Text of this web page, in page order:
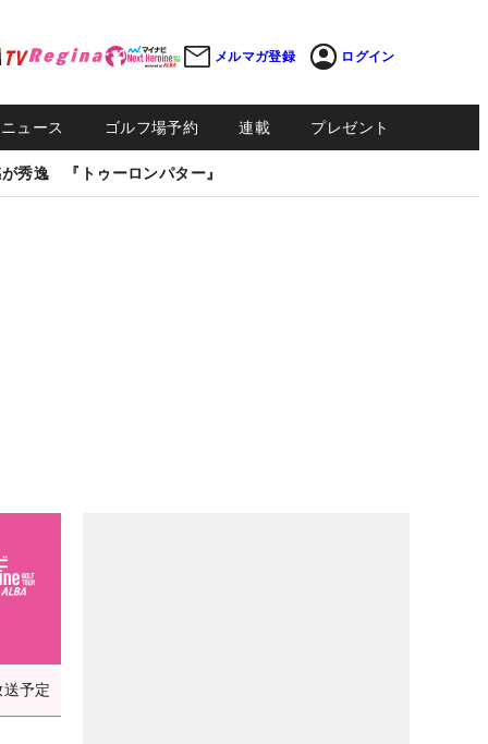
メルマガ登録 ログイン
ュース ゴルフ場予約 連載 プレゼント
秀逸 『トゥーロンパター』
予定